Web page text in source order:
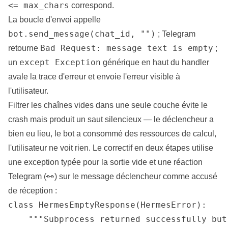
<= max_chars correspond.
La boucle d'envoi appelle
bot.send_message(chat_id, "") ; Telegram
retourne Bad Request: message text is empty ;
un except Exception générique en haut du handler
avale la trace d'erreur et envoie l'erreur visible à
l'utilisateur.
Filtrer les chaînes vides dans une seule couche évite le
crash mais produit un saut silencieux — le déclencheur a
bien eu lieu, le bot a consommé des ressources de calcul,
l'utilisateur ne voit rien. Le correctif en deux étapes utilise
une exception typée pour la sortie vide et une réaction
Telegram (👀) sur le message déclencheur comme accusé
de réception :
class HermesEmptyResponse(HermesError):
"""Subprocess returned successfully